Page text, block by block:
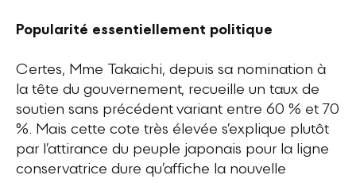
Popularité essentiellement politique
Certes, Mme Takaichi, depuis sa nomination à
la tête du gouvernement, recueille un taux de
soutien sans précédent variant entre 60 % et 70
%. Mais cette cote très élevée s’explique plutôt
par l’attirance du peuple japonais pour la ligne
conservatrice dure qu’affiche la nouvelle